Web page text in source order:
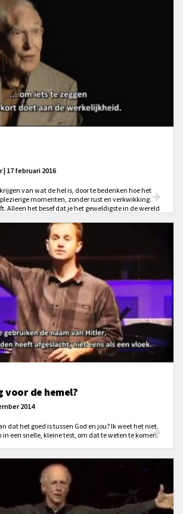
| 17 februari 2016
van wat de hel is, door te bedenken hoe het
momenten, zonder rust en verkwikking.
Alleen het besef dat je het geweldigste in de wereld
voor de hemel?
2014
dat het goed is tussen God en jou? Ik weet het niet.
in een snelle, kleine test, om dat te weten te komen.'